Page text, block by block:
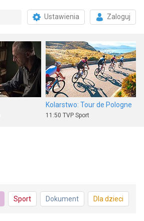
Ustawienia Zaloguj
Kolarstwo: Tour de Pologne
11:50 TVP Sport
Złap mnie, jeśli potrafisz
20:00Stopklatka
Sport Dokument Dla dzieci